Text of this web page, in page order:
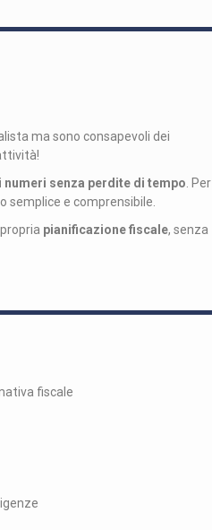
ma sono consapevoli dei
senza perdite di tempo . Per
semplice e comprensibile.
pianificazione fiscale, senza
fiscale